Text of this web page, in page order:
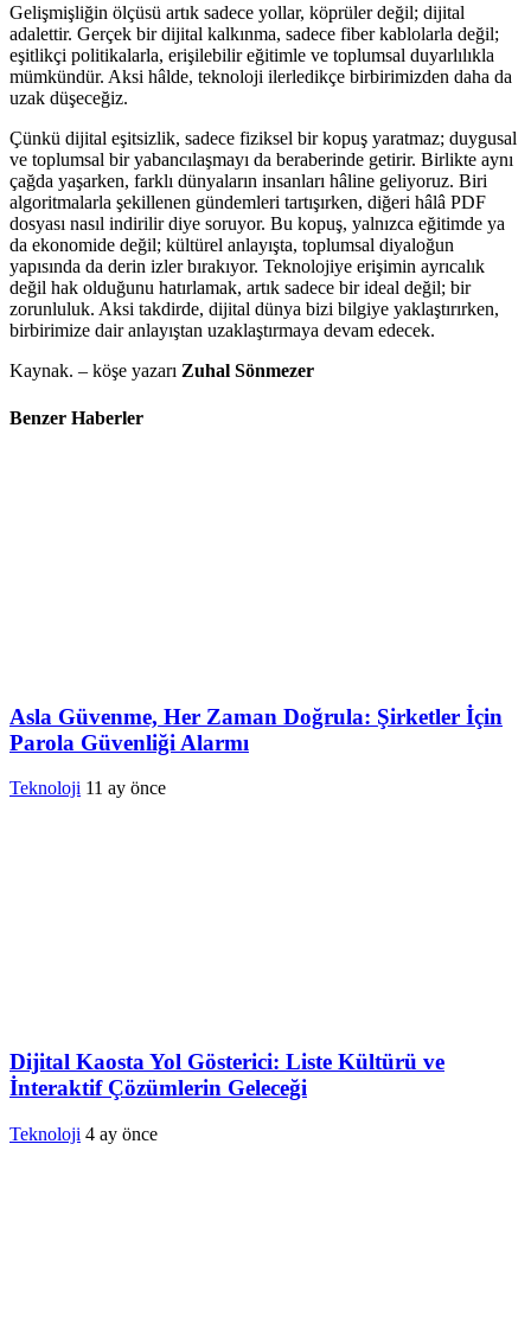
Gelişmişliğin ölçüsü artık sadece yollar, köprüler değil; dijital
adalettir. Gerçek bir dijital kalkınma, sadece fiber kablolarla değil;
eşitlikçi politikalarla, erişilebilir eğitimle ve toplumsal duyarlılıkla
mümkündür. Aksi hâlde, teknoloji ilerledikçe birbirimizden daha da
uzak düşeceğiz.
Çünkü dijital eşitsizlik, sadece fiziksel bir kopuş yaratmaz; duygusal
ve toplumsal bir yabancılaşmayı da beraberinde getirir. Birlikte aynı
çağda yaşarken, farklı dünyaların insanları hâline geliyoruz. Biri
algoritmalarla şekillenen gündemleri tartışırken, diğeri hâlâ PDF
dosyası nasıl indirilir diye soruyor. Bu kopuş, yalnızca eğitimde ya
da ekonomide değil; kültürel anlayışta, toplumsal diyaloğun
yapısında da derin izler bırakıyor. Teknolojiye erişimin ayrıcalık
değil hak olduğunu hatırlamak, artık sadece bir ideal değil; bir
zorunluluk. Aksi takdirde, dijital dünya bizi bilgiye yaklaştırırken,
birbirimize dair anlayıştan uzaklaştırmaya devam edecek.
Kaynak. – köşe yazarı Zuhal Sönmezer
Benzer Haberler
Asla Güvenme, Her Zaman Doğrula: Şirketler İçin
Parola Güvenliği Alarmı
Teknoloji 11 ay önce
Dijital Kaosta Yol Gösterici: Liste Kültürü ve
İnteraktif Çözümlerin Geleceği
Teknoloji 4 ay önce